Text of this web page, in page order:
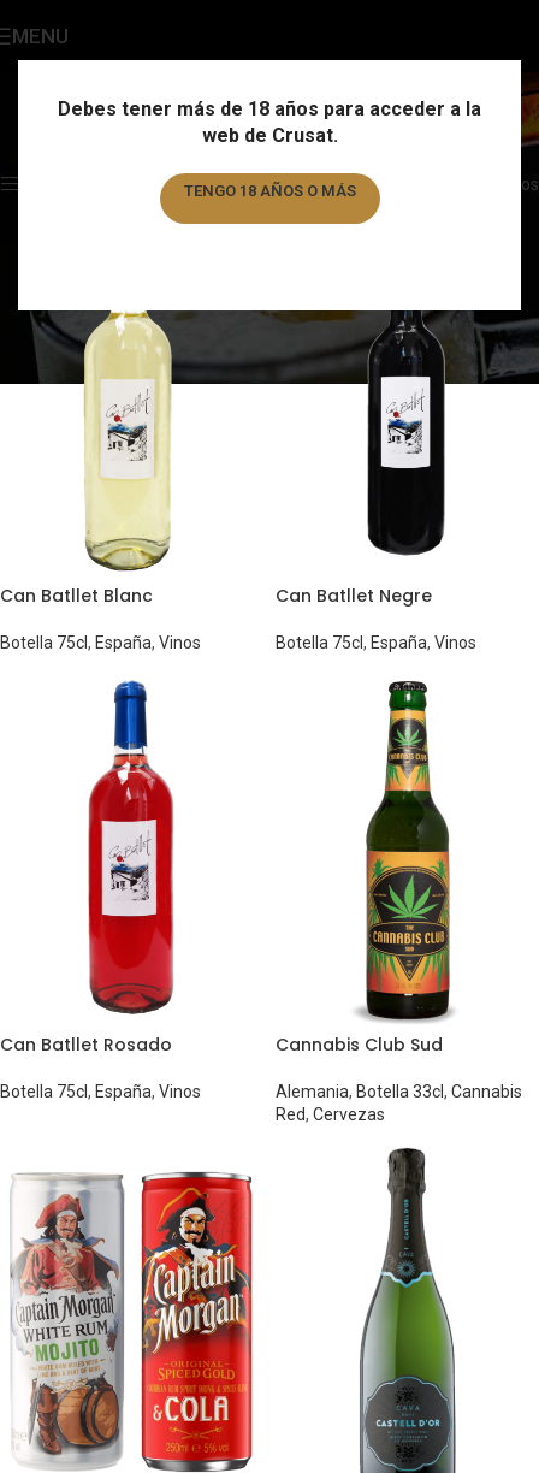
Debes tener más de 18 años para acceder a la
web de Crusat.
TENGO 18 AÑOS O MÁS
MENU Formato
Showing 37–48 of 284 results
Filtros
Can Batllet Blanc
Botella 75cl, España, Vinos
Can Batllet Negre
Botella 75cl, España, Vinos
Can Batllet Rosado
Botella 75cl, España, Vinos
Cannabis Club Sud
Alemania, Botella 33cl, Cannabis
Red, Cervezas